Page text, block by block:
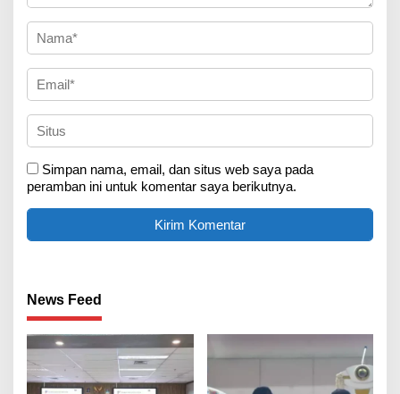
Simpan nama, email, dan situs web saya pada
peramban ini untuk komentar saya berikutnya.
News Feed